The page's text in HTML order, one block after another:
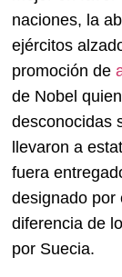
naciones, la
ejércitos
promoción de
de Nobel
desconocidas
llevaron a
fuera
designado por
diferencia de
por Suecia.